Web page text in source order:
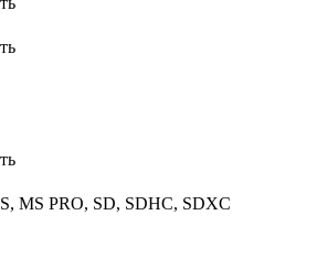
MS PRO, SD, SDHC, SDXC